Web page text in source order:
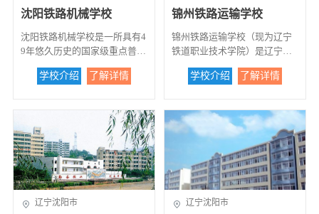
业建立“教师培训工作站”，进
厂学工、进厂学魂，定期选派
骨干教师深入企业学习先进的
专业技术和管理理念；聘请到
全国劳动模范杨建华、徐强、
陈新海等二十二位行业企业知
作室”，引技入校、引品入校，
将专家们爱岗敬业、追求卓越
的精神以及高超的技能、深厚
的经验融入到学校的教育教学
工作中，提高学校的育人水
平。...
士以上教师242人，副教授以上
96人，形成了一支师德高尚、
业务精良、结构合理的专兼职
教师队伍。同时学校还定期聘
请国内知名专家、知名企业
家、社会知名学者等人士到校
学校始终坚持构建知识与能力
统一、理论与实践结合的人才
培养模式。重视课堂教学与实
习实践、工作室教学相结合；
校内教学与校外实习基地教学
相结合。学校开展部分专业大
类招生，入学后学生可根据兴
内一学期语言学习后即可赴韩
留学，保证录取到韩国东新大
学本科就读。...
在校生6000人，培训与技能鉴
定每年达4000人次。...
临沈阳工业大学，北接中国家
具城。学校拥有一流的视听
室，计算机室，模拟客房和餐
厅，中西餐操作室，菜肴演示
室，舞蹈室，钢多媒体琴室，
间。学校实行封闭式管理，尤
其对住校生，从吃至住都更为
严格和系统，解除了家长们对
住校生各方面的担忧。 学校坚
持就业为导向，以能力培养为
本位的办学理念，采用先进的
教学模式，实行学历教育与职
沈阳铁路机械学校
沈阳铁路机械学校是一所具有4
9年悠久历史的国家级重点普通
中等专业学校，坐落于沈阳市
风景秀丽的北运河畔，毗邻世
世纪以来，为国家和铁路输送
了万余名高、中级技术和管理
人才。今天，这所美丽而古老
的学府与时俱进沐浴职业教育
改革的春风，焕发出新的生机
和活力。学校适应市场需要和
职教改革的要求，形成多元化
办学格局，专业合理，文理兼
学校介绍 了解详情
锦州铁路运输学校
锦州铁路运输学校（现为辽宁
铁道职业技术学院）是辽宁省
教育厅所属的国家级重点中等
职业学校。同时是沈阳铁路局
成教学院锦州分院。占地面积1
2.8万平方米，建筑面积4.8万平
方米。建有标准的田径场，拥
有设备先进、功能配套的校内
实习实验室39个，并在铁路基
层站段和铁通公司建立了八个
实习基地，校图书馆藏书12万
册。...
学校介绍 了解详情
辽宁沈阳市 辽宁沈阳市